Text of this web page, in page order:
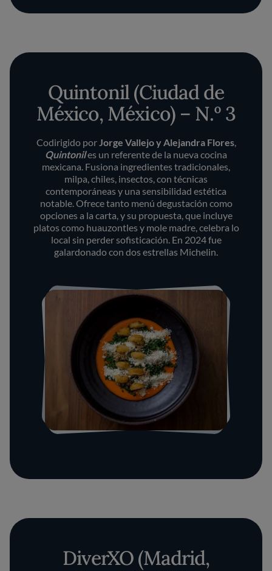
Quintonil (Ciudad de
México, México) – N.º 3
Codirigido porJorge Vallejo y Alejandra Flores,
Quintoniles un referente de la nueva cocina
mexicana. Fusiona ingredientes tradicionales,
milpa, chiles, insectos, con técnicas
contemporáneas y una sensibilidad estética
notable. Ofrece tanto menú degustación como
opciones a la carta, y su propuesta, que incluye
platos como huauzontles y mole madre, celebra lo
local sin perder sofisticación. En 2024 fue
galardonado con dos estrellas Michelin.
DiverXO (Madrid,